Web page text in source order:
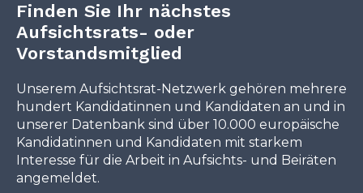
Finden Sie Ihr nächstes
Aufsichtsrats- oder
Vorstandsmitglied
Unserem Aufsichtsrat-Netzwerk gehören mehrere
hundert Kandidatinnen und Kandidaten an und in
unserer Datenbank sind über 10.000 europäische
Kandidatinnen und Kandidaten mit starkem
Interesse für die Arbeit in Aufsichts- und Beiräten
angemeldet.